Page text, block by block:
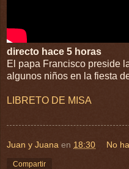
directo hace 5 horas
El papa Francisco preside
algunos niños en la fiesta
LIBRETO DE MISA
Juan y Juana en 18:30 No
Compartir